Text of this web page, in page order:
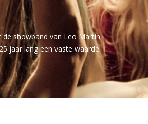
showband van Leo Martin
jaar lang een vaste waarde.